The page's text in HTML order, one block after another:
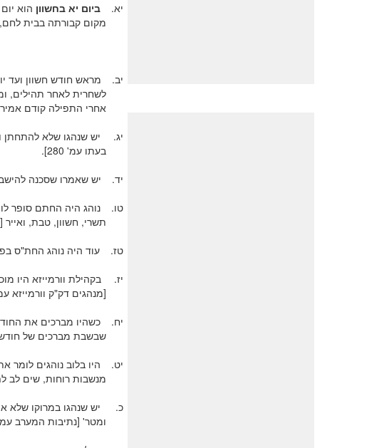
יא.
ביום יא בחשוון הוא
מקום קבורתה בבית
יב.
מראש חודש חשוון ועד
לשחרית לאחר תהילים,
אחרי התפילה קודם
יג.
יש שנהגו שלא להתחתן
בעתו עמ' 280].
יד.
יש שאמרו שסכנה
טו.
נוהג היה החתם סופר
תשרי, חשוון, טבת,
טז.
עוד היה נוהג החת"ס
יז.
בקהילת וורמייזא היו
[מנהגים דק"ק וורמייזא
יח.
כשהיו מברכים את
שבשבת מברכים של חודש
יט.
היו בלוב נוהגים
מנשבות רוחות, שים לב
כ.
יש שנהגו במרוקו שלא
ומטר' [נתיבות המערב עמ'